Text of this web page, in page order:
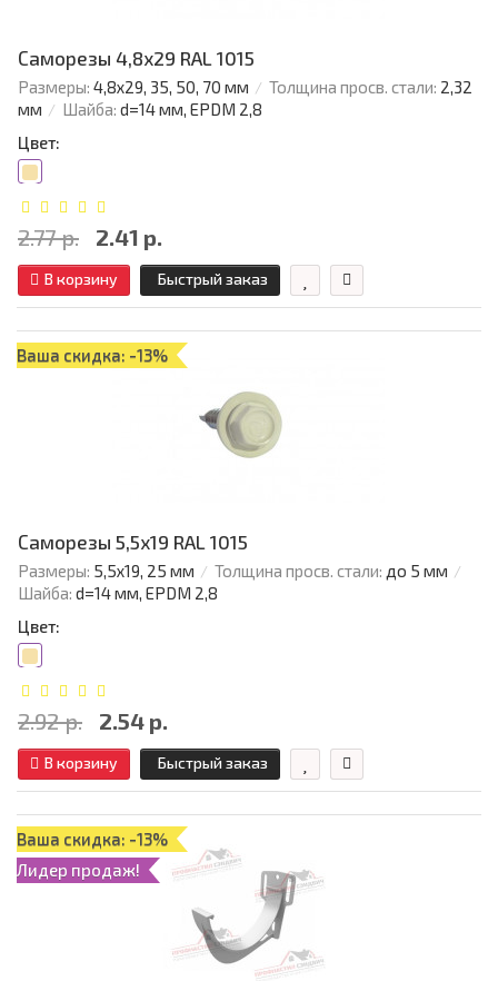
Саморезы 4,8х29 RAL 1015
Размеры: 4,8х29, 35, 50, 70 мм Толщина просв. стали: 2,32
мм
Шайба: d=14 мм, EPDM 2,8
Цвет:
2.77 р. 2.41 р.
В корзину Быстрый заказ
Ваша скидка: -13%
Саморезы 5,5х19 RAL 1015
Размеры: 5,5х19, 25 мм Толщина просв. стали: до 5 мм
Шайба: d=14 мм, EPDM 2,8
Цвет:
2.92 р. 2.54 р.
В корзину Быстрый заказ
Ваша скидка: -13%
Лидер продаж!